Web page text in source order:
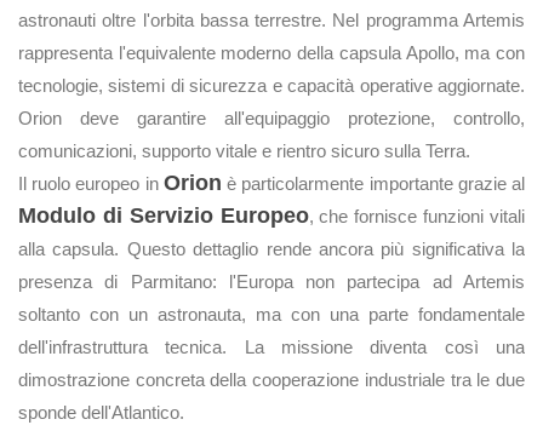
astronauti oltre l'orbita bassa terrestre. Nel programma Artemis
rappresenta l'equivalente moderno della capsula Apollo, ma con
tecnologie, sistemi di sicurezza e capacità operative aggiornate.
Orion deve garantire all'equipaggio protezione, controllo,
comunicazioni, supporto vitale e rientro sicuro sulla Terra.
Il ruolo europeo in Orion è particolarmente importante grazie al
Modulo di Servizio Europeo, che fornisce funzioni vitali
alla capsula. Questo dettaglio rende ancora più significativa la
presenza di Parmitano: l'Europa non partecipa ad Artemis
soltanto con un astronauta, ma con una parte fondamentale
dell'infrastruttura tecnica. La missione diventa così una
dimostrazione concreta della cooperazione industriale tra le due
sponde dell'Atlantico.